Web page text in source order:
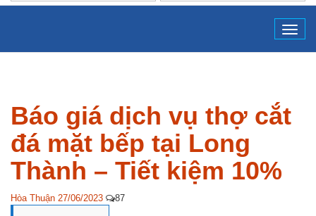
Báo giá dịch vụ thợ cắt
đá mặt bếp tại Long
Thành – Tiết kiệm 10%
Hòa Thuận 27/06/2023 87